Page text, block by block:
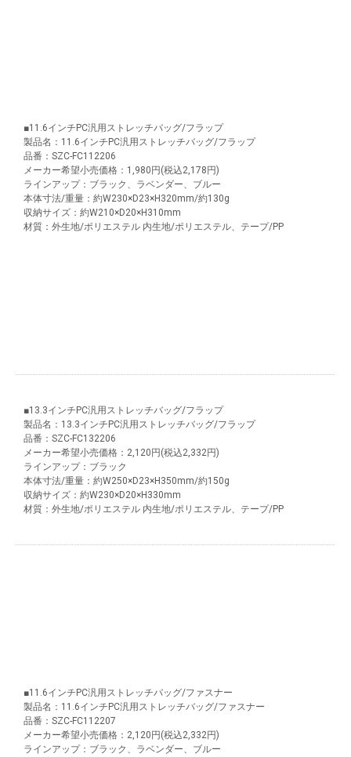
■11.6インチPC汎用ストレッチバッグ/フラップ
製品名：11.6インチPC汎用ストレッチバッグ/フラップ
品番：SZC-FC112206
メーカー希望小売価格：1,980円(税込2,178円)
ラインアップ：ブラック、ラベンダー、ブルー
本体寸法/重量：約W230×D23×H320mm/約130g
収納サイズ：約W210×D20×H310mm
材質：外生地/ポリエステル 内生地/ポリエステル、テープ/PP
■13.3インチPC汎用ストレッチバッグ/フラップ
製品名：13.3インチPC汎用ストレッチバッグ/フラップ
品番：SZC-FC132206
メーカー希望小売価格：2,120円(税込2,332円)
ラインアップ：ブラック
本体寸法/重量：約W250×D23×H350mm/約150g
収納サイズ：約W230×D20×H330mm
材質：外生地/ポリエステル 内生地/ポリエステル、テープ/PP
■11.6インチPC汎用ストレッチバッグ/ファスナー
製品名：11.6インチPC汎用ストレッチバッグ/ファスナー
品番：SZC-FC112207
メーカー希望小売価格：2,120円(税込2,332円)
ラインアップ：ブラック、ラベンダー、ブルー